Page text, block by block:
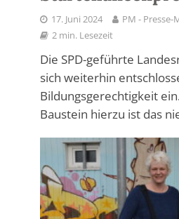
17. Juni 2024
PM -
2 min. Lesezeit
Die SPD-geführte
sich weiterhin
Bildungsgerechtigkeit
Baustein hierzu ist das